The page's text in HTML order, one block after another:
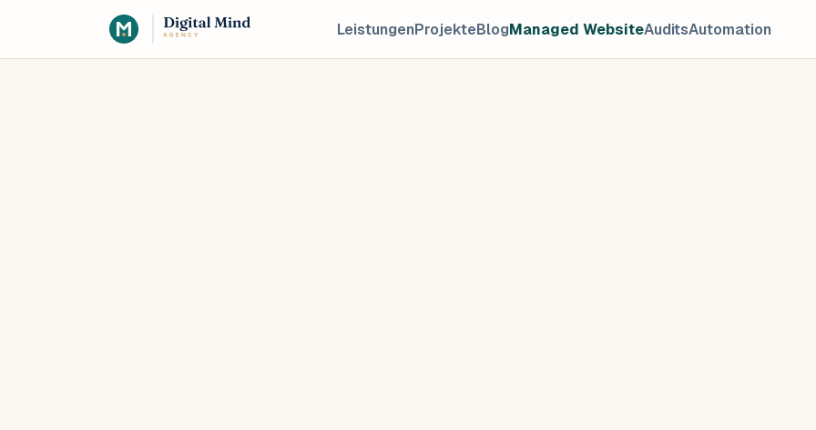
LeistungenProjekteBlogManaged WebsiteAuditsAutomation